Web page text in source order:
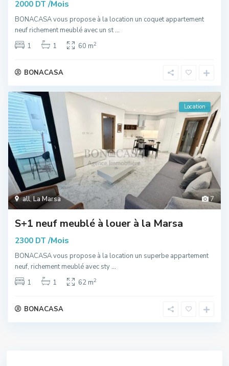
2000 DT /Mois
BONACASA vous propose à la location un coquet appartement
neuf richement meublé avec un st...
1
1 60 m2
BONACASA
7
all,La Marsa
Location
S+1 neuf meublé à louer à la Marsa
2300 DT /Mois
BONACASA vous propose à la location un superbe appartement
neuf, richement meublé avec sty...
1
1 62 m2
BONACASA